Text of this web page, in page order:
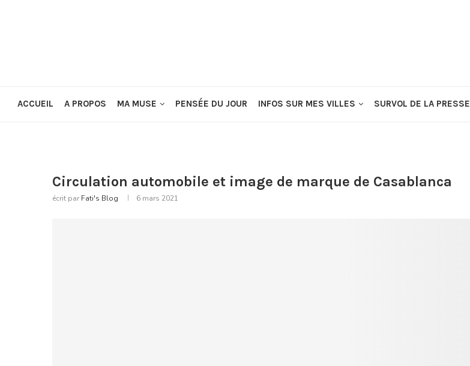
ACCUEIL A PROPOS MA MUSE PENSÉE DU JOUR INFOS SUR MES VILLES SURVOL DE LA PRESSE
Circulation automobile et image de marque de Casablanca
écrit par Fati's Blog 6 mars 2021